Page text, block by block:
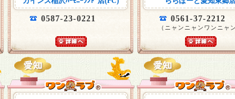
0587-23-0221 0561-37-2212
（ニャンニャンワンニャン